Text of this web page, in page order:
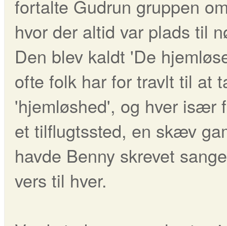
fortalte Gudrun gruppen
hvor der altid var plads til
Den blev kaldt 'De
ofte folk har for travlt til at
'hjemløshed', og hver især
et tilflugtssted, en skæv
havde Benny skrevet
vers til hver.